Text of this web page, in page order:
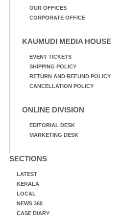
OUR OFFICES
CORPORATE OFFICE
KAUMUDI MEDIA HOUSE
EVENT TICKETS
SHIPPING POLICY
RETURN AND REFUND POLICY
CANCELLATION POLICY
ONLINE DIVISION
EDITORIAL DESK
MARKETING DESK
SECTIONS
LATEST
KERALA
LOCAL
NEWS 360
CASE DIARY